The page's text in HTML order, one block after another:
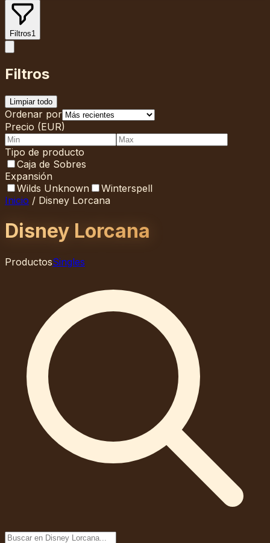
Filtros1
Filtros
Limpiar todo
Ordenar por
Precio (EUR)
Tipo de producto
Caja de Sobres
Expansión
Wilds Unknown
Winterspell
Inicio / Disney Lorcana
Disney Lorcana
ProductosSingles